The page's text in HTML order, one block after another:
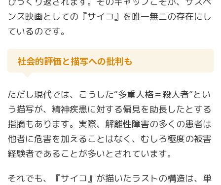
ンス映画としての『サイコ』を唯一無二の存在にし
ているのです。
社会的評価と描写への批判も
ただし現代では、こうした“多重人格＝殺人者”とい
う描写が、精神疾患に対する偏見を助長したとする
指摘もあります。実際、解離性障害の多くの患者は
他者に危害を加えることはなく、むしろ極度の被害
経験者であることが多いとされています。
それでも、『サイコ』が描いたラストの構造は、単